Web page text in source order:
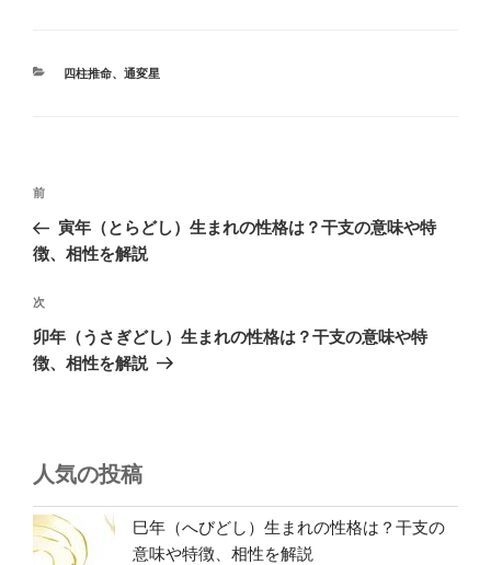
カ
四柱推命、 通変星
投
ナ
ゲ
ー
シ
前
の
投
前
寅年（とらどし）生まれの性格は？干支の意味や特
徴、相性を解説
次
の
投
次
卯年（うさぎどし）生まれの性格は？干支の意味や特
徴、相性を解説
人気の投稿
巳年（へびどし）生まれの性格は？干支の
意味や特徴、相性を解説